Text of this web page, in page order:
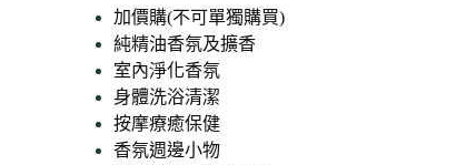
加價購(不可單獨購買)
純精油香氛及擴香
室內淨化香氛
身體洗浴清潔
按摩療癒保健
香氛週邊小物